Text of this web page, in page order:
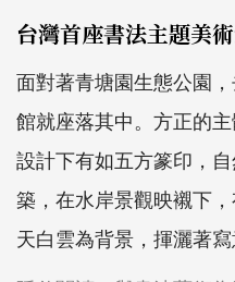
台灣首座書法主題美
面對著青塘園生態公園
館就座落其中。方正的
設計下有如五方篆印，
築，在水岸景觀映襯下
天白雲為背景，揮灑著寫